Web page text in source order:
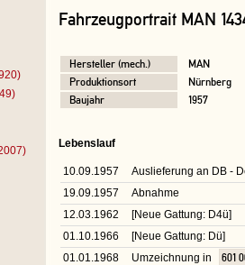
Fahrzeugportrait MAN
Hersteller (mech.)
MAN
Produktionsort
Nürnberg
Baujahr
1957
Lebenslauf
10.09.1957
Auslieferung an DB -
19.09.1957
Abnahme
12.03.1962
[Neue Gattung: D4ü]
01.10.1966
[Neue Gattung: Dü]
01.01.1968
Umzeichnung in
601